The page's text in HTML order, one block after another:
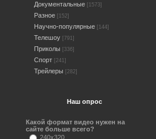
Документальные [1573]
Разное [152]
Научно-популярные [144]
Телешоу [791]
Приколы [336]
Спорт [241]
Трейлеры [282]
Наш опрос
Какой формат видео нужен на
сайте больше всего?
240x320